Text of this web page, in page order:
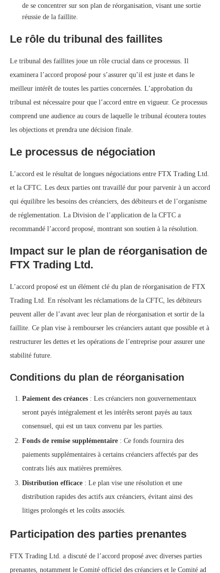
de se concentrer sur son plan de réorganisation, visant une sortie
réussie de la faillite.
Le rôle du tribunal des faillites
Le tribunal des faillites joue un rôle crucial dans ce processus. Il
examinera l’accord proposé pour s’assurer qu’il est juste et dans le
meilleur intérêt de toutes les parties concernées. L’approbation du
tribunal est nécessaire pour que l’accord entre en vigueur. Ce processus
comprend une audience au cours de laquelle le tribunal écoutera toutes
les objections et prendra une décision finale.
Le processus de négociation
L’accord est le résultat de longues négociations entre FTX Trading Ltd.
et la CFTC. Les deux parties ont travaillé dur pour parvenir à un accord
qui équilibre les besoins des créanciers, des débiteurs et de l’organisme
de réglementation. La Division de l’application de la CFTC a
recommandé l’accord proposé, montrant son soutien à la résolution.
Impact sur le plan de réorganisation de
FTX Trading Ltd.
L’accord proposé est un élément clé du plan de réorganisation de FTX
Trading Ltd. En résolvant les réclamations de la CFTC, les débiteurs
peuvent aller de l’avant avec leur plan de réorganisation et sortir de la
faillite. Ce plan vise à rembourser les créanciers autant que possible et à
restructurer les dettes et les opérations de l’entreprise pour assurer une
stabilité future.
Conditions du plan de réorganisation
Paiement des créances : Les créanciers non gouvernementaux
seront payés intégralement et les intérêts seront payés au taux
consensuel, qui est un taux convenu par les parties.
Fonds de remise supplémentaire : Ce fonds fournira des
paiements supplémentaires à certains créanciers affectés par des
contrats liés aux matières premières.
Distribution efficace : Le plan vise une résolution et une
distribution rapides des actifs aux créanciers, évitant ainsi des
litiges prolongés et les coûts associés.
Participation des parties prenantes
FTX Trading Ltd. a discuté de l’accord proposé avec diverses parties
prenantes, notamment le Comité officiel des créanciers et le Comité ad